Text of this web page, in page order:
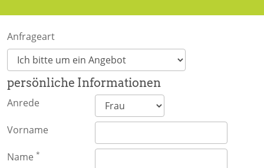
Anfrageart
persönliche Informationen
Anrede
Vorname
Name *